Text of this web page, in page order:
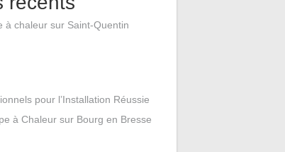
à chaleur sur Saint-Quentin
pour l’Installation Réussie
à Chaleur sur Bourg en Bresse